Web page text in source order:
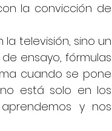
la convicción de
televisión, sino un
ensayo, fórmulas
cuando se pone
está solo en los
y nos